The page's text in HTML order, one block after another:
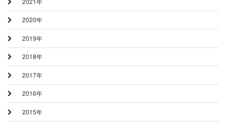
2020年
2019年
2018年
2017年
2016年
2015年